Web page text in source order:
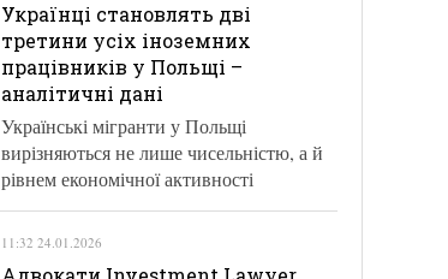
Українці становлять дві
третини усіх іноземних
працівників у Польщі –
аналітичні дані
Українські мігранти у Польщі
вирізняються не лише чисельністю, а й
рівнем економічної активності
11:32 24.01.2026